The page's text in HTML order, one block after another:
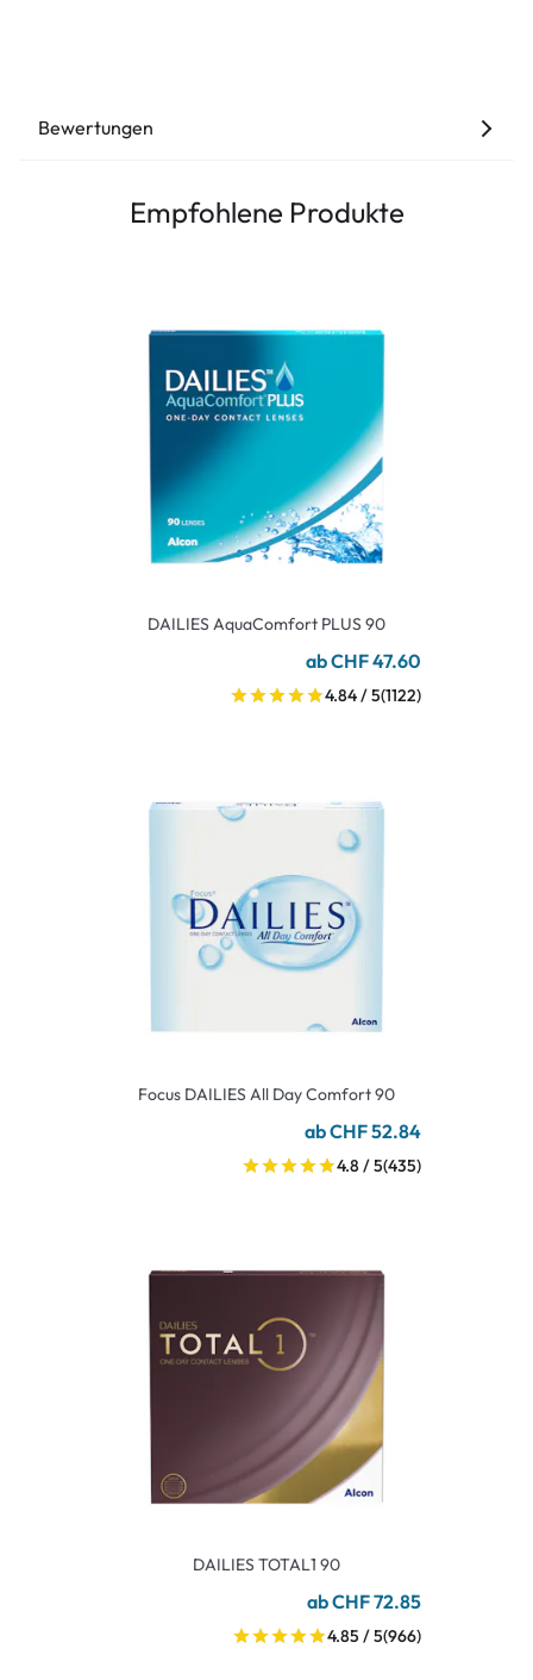
Bewertungen
Empfohlene Produkte
DAILIES AquaComfort PLUS 90
ab CHF 47.60
4.84 / 5(1122)
Focus DAILIES All Day Comfort 90
ab CHF 52.84
4.8 / 5(435)
DAILIES TOTAL1 90
ab CHF 72.85
4.85 / 5(966)